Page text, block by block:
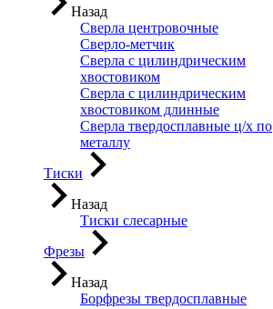
Назад
Сверла центровочные
Сверло-метчик
Сверла с цилиндрическим
хвостовиком
Сверла с цилиндрическим
хвостовиком длинные
Сверла твердосплавные ц/х по
металлу
Тиски
Назад
Тиски слесарные
Фрезы
Назад
Борфрезы твердосплавные